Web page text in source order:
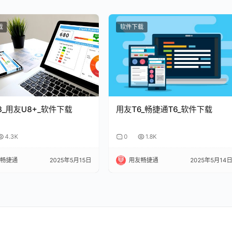
用友U8+_软件下载
4.3K
捷通 2025年5月15日
软件下载
用友T6_畅捷通T6_软件下载
0 1.8K
用友畅捷通 2025年5月14日